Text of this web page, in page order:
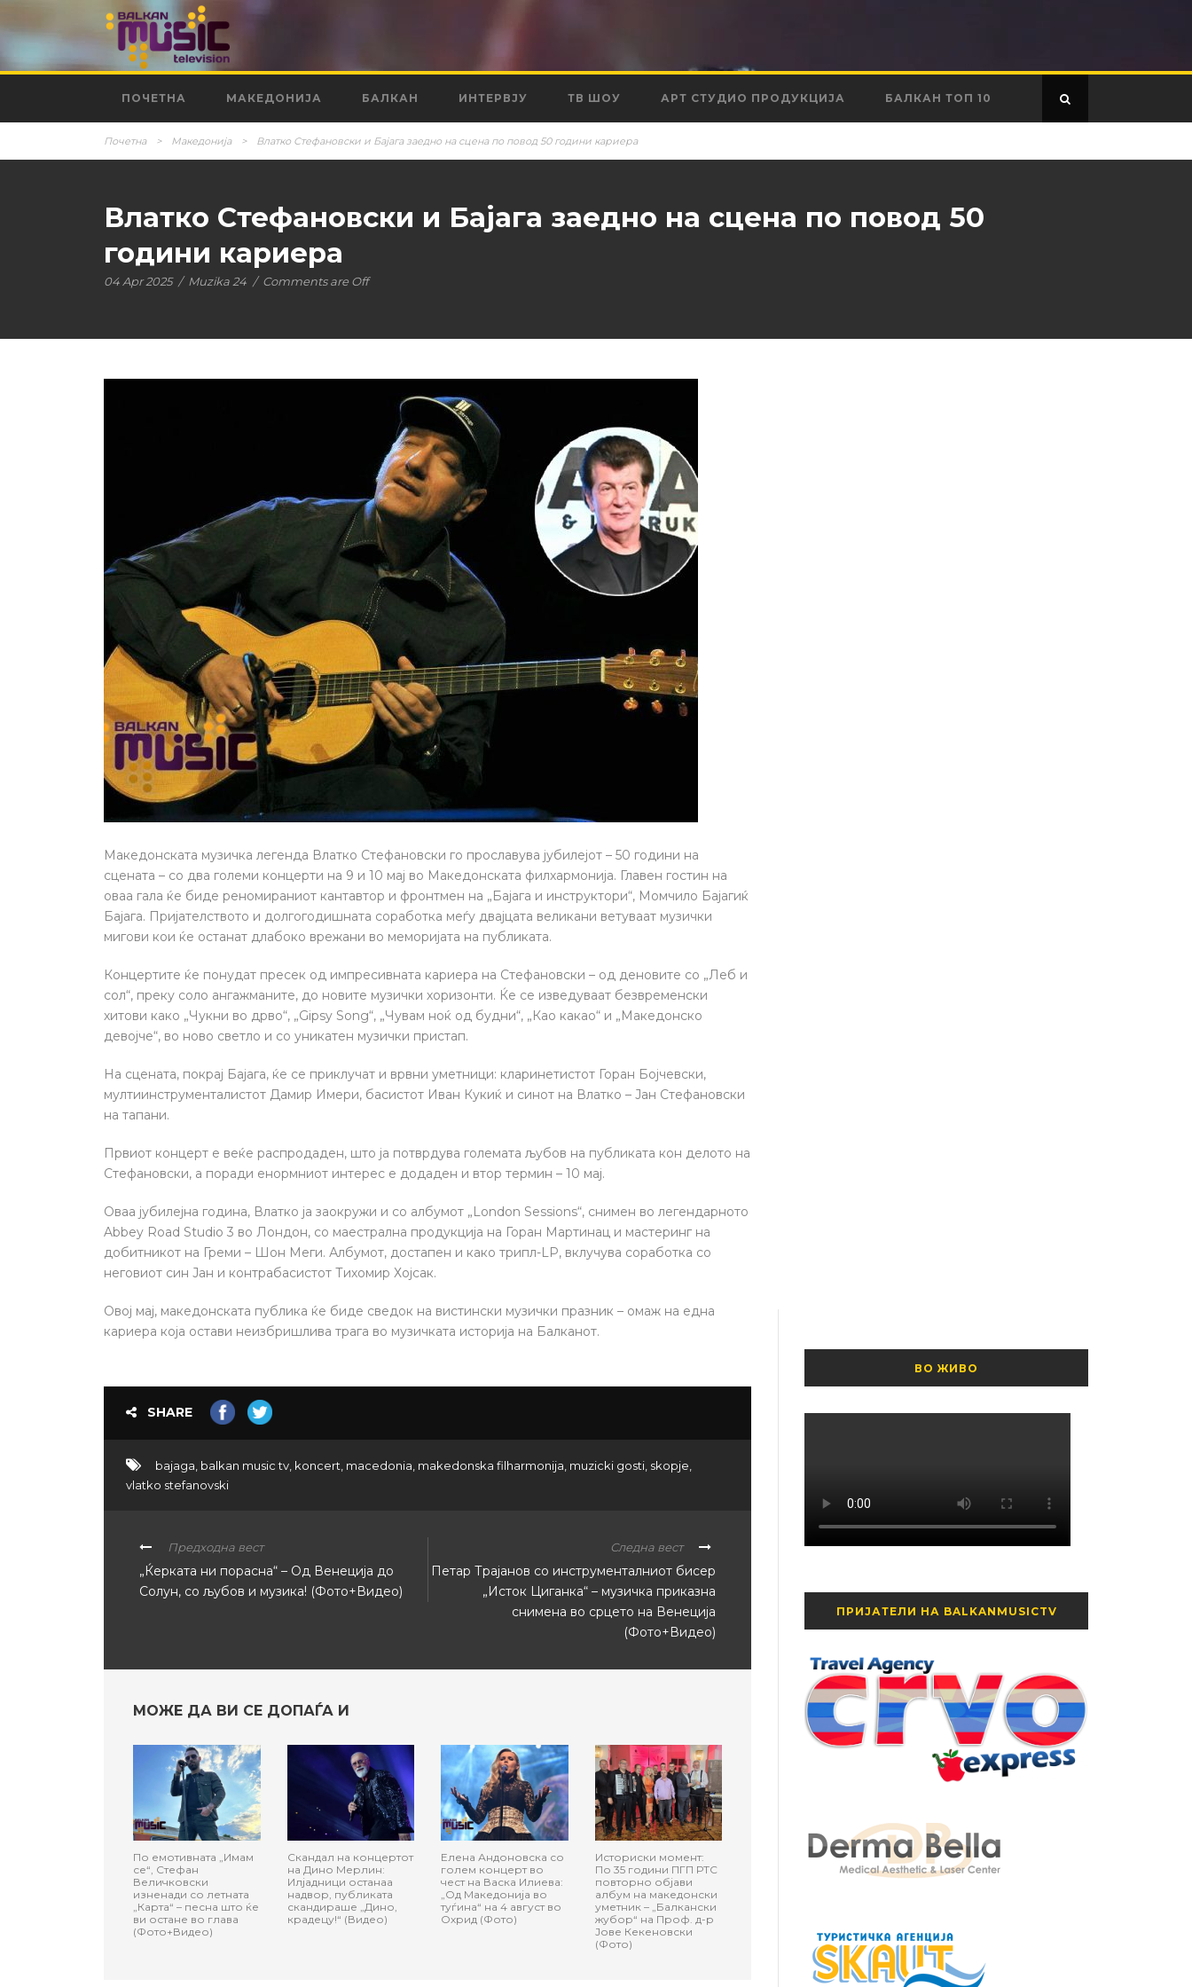
ПОЧЕТНА МАКЕДОНИЈА БАЛКАН ИНТЕРВЈУ ТВ ШОУ АРТ СТУДИО ПРОДУКЦИЈА БАЛКАН ТОП 10
Почетна > Македонија > Влатко Стефановски и Бајага заедно на сцена по повод 50 години кариера
Влатко Стефановски и Бајага заедно на сцена по повод 50
години кариера
04 Apr 2025 / Muzika 24 / Comments are Off
Македонската музичка легенда Влатко Стефановски го прославува јубилејот – 50 години на
сцената – со два големи концерти на 9 и 10 мај во Македонската филхармонија. Главен гостин на
оваа гала ќе биде реномираниот кантавтор и фронтмен на „Бајага и инструктори“, Момчило Бајагиќ
Бајага. Пријателството и долгогодишната соработка меѓу двајцата великани ветуваат музички
мигови кои ќе останат длабоко врежани во меморијата на публиката.
Концертите ќе понудат пресек од импресивната кариера на Стефановски – од деновите со „Леб и
сол“, преку соло ангажманите, до новите музички хоризонти. Ќе се изведуваат безвременски
хитови како „Чукни во дрво“, „Gipsy Song“, „Чувам ноќ од будни“, „Као какао“ и „Македонско
девојче“, во ново светло и со уникатен музички пристап.
На сцената, покрај Бајага, ќе се приклучат и врвни уметници: кларинетистот Горан Бојчевски,
мултиинструменталистот Дамир Имери, басистот Иван Кукиќ и синот на Влатко – Јан Стефановски
на тапани.
Првиот концерт е веќе распродаден, што ја потврдува големата љубов на публиката кон делото на
Стефановски, а поради енормниот интерес е додаден и втор термин – 10 мај.
Оваа јубилејна година, Влатко ја заокружи и со албумот „London Sessions“, снимен во легендарното
Abbey Road Studio 3 во Лондон, со маестрална продукција на Горан Мартинац и мастеринг на
добитникот на Греми – Шон Меги. Албумот, достапен и како трипл-LP, вклучува соработка со
неговиот син Јан и контрабасистот Тихомир Хојсак.
Овој мај, македонската публика ќе биде сведок на вистински музички празник – омаж на една
кариера која остави неизбришлива трага во музичката историја на Балканот.
SHARE
bajaga balkan music tv koncert macedonia makedonska filharmonija muzicki gosti skopje
vlatko stefanovski
Предходна вест
„Ќерката ни порасна“ – Од Венеција до
Солун, со љубов и музика! (Фото+Видео)
Следна вест
Петар Трајанов со инструменталниот бисер
„Исток Циганка“ – музичка приказна
снимена во срцето на Венеција
(Фото+Видео)
МОЖЕ ДА ВИ СЕ ДОПАЃА И
По емотивната „Имам
се“, Стефан
Величковски
изненади со летната
„Карта“ – песна што ќе
ви остане во глава
(Фото+Видео)
Скандал на концертот
на Дино Мерлин:
Илјадници останаа
надвор, публиката
скандираше „Дино,
крадецу!“ (Видео)
Елена Андоновска со
голем концерт во
чест на Васка Илиева:
„Од Македонија во
туѓина“ на 4 август во
Охрид (Фото)
Историски момент:
По 35 години ПГП РТС
повторно објави
албум на македонски
уметник – „Балкански
жубор“ на Проф. д-р
Јове Кекеновски
(Фото)
ВО ЖИВО
ПРИЈАТЕЛИ НА BALKANMUSICTV